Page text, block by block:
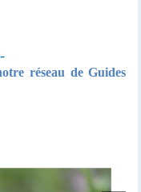
réseau de Guides